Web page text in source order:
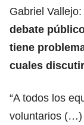
Gabriel Vallejo:
debate
tiene
cuales
“A todos los
voluntarios (…)